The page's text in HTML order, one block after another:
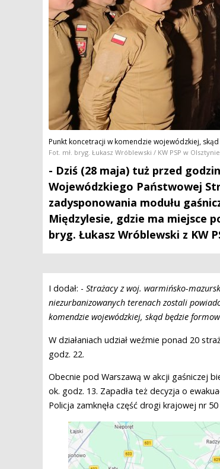
Punkt koncetracji w komendzie wojewódzkiej,
Fot. mł. bryg. Łukasz Wróblewski / KW PSP w Olsztynie
- Dziś (28 maja) tuż przed
Wojewódzkiego Państwowej
zadysponowania modułu
Międzylesie, gdzie ma miejsce
bryg. Łukasz Wróblewski z KW
I dodał: - Strażacy z woj. warmińsko-
niezurbanizowanych terenach zostali
komendzie wojewódzkiej, skąd będzie
W działaniach udział weźmie ponad 20
godz. 22.
Obecnie pod Warszawą w akcji gaśniczej
ok. godz. 13. Zapadła też decyzja o
Policja zamknęła część drogi krajowej nr